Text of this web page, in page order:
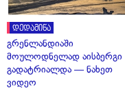
დედამიწა
გრენლანდიაში
მოულოდნელად აისბერგი
გადატრიალდა — ნახეთ
ვიდეო